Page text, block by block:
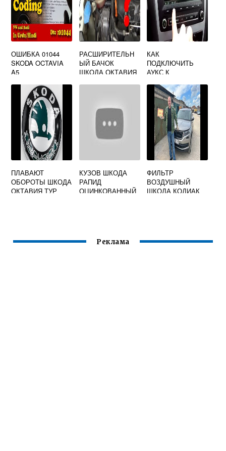
ОШИБКА 01044
SKODA OCTAVIA
A5
РАСШИРИТЕЛЬН
ЫЙ БАЧОК
ШКОДА ОКТАВИЯ
КАК
ПОДКЛЮЧИТЬ
АУКС К
SKODA OCTAVIA
A5
ПЛАВАЮТ
ОБОРОТЫ ШКОДА
ОКТАВИЯ ТУР
КУЗОВ ШКОДА
РАПИД
ОЦИНКОВАННЫЙ
ФИЛЬТР
ВОЗДУШНЫЙ
ШКОДА КОДИАК
Реклама